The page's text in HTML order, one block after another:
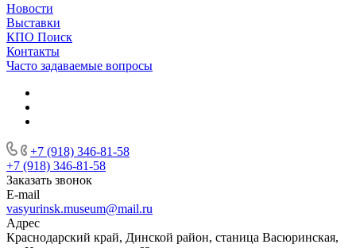
Новости
Выставки
КПО Поиск
Контакты
Часто задаваемые вопросы
+7 (918) 346-81-58
+7 (918) 346-81-58
Заказать звонок
E-mail
vasyurinsk.museum@mail.ru
Адрес
Краснодарский край, Динской район, станица Васюринская,